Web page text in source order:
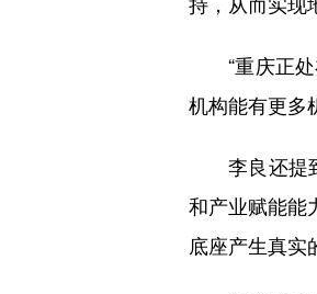
“重庆正
机构能有更多
李良还提
和产业赋能能
底座产生真实